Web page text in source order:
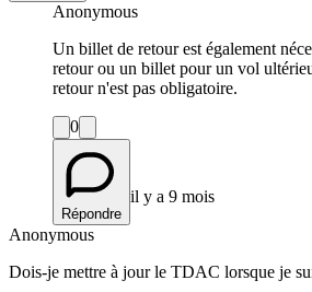
Anonymous
Un billet de retour est également
retour ou un billet pour un vol
retour n'est pas obligatoire.
0
Répondre
il y a 9 mois
Anonymous
Dois-je mettre à jour le TDAC lorsque je